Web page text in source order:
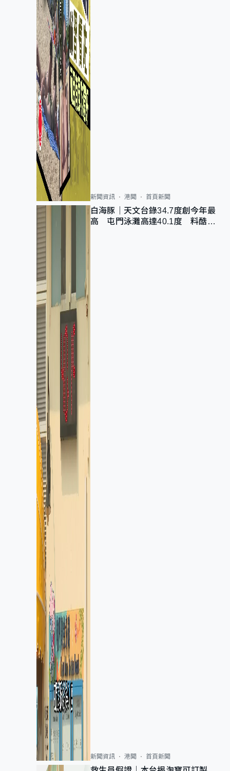
新聞資訊 港聞 首頁新聞
白海豚｜天文台錄34.7度創今年最
高 屯門泳灘高達40.1度 料酷熱
新聞資訊 港聞 首頁新聞